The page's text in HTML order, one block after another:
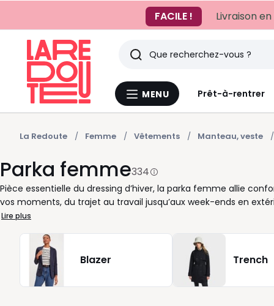
FACILE !
Livraison
Menu
MENU Prêt-à-rentrer
Rechercher
Derniers
articles
vus
La Redoute Femme Vêtements Manteau, veste
Parka femme334
Pièce essentielle du dressing d’hiver, la parka femme allie
vos moments, du trajet au travail jusqu’aux week-ends en
s’adapte à vos envies du jour. Sa coupe fluide, sa capuche
pour les journées froides, des vestes plus légères pour les
sans effort. Vous pouvez choisir la couleur qui reflète le mieux
disponibles dans différentes coupes et matières, nos parkas
devient un vrai plaisir, même lorsque le thermomètre chute.
Lire plus
Blazer Trench